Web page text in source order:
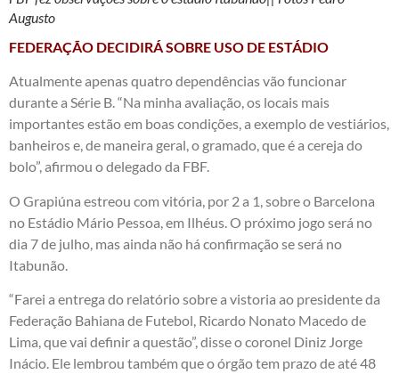
Augusto
FEDERAÇÃO DECIDIRÁ SOBRE USO DE ESTÁDIO
Atualmente apenas quatro dependências vão funcionar
durante a Série B. “Na minha avaliação, os locais mais
importantes estão em boas condições, a exemplo de vestiários,
banheiros e, de maneira geral, o gramado, que é a cereja do
bolo”, afirmou o delegado da FBF.
O Grapiúna estreou com vitória, por 2 a 1, sobre o Barcelona
no Estádio Mário Pessoa, em Ilhéus. O próximo jogo será no
dia 7 de julho, mas ainda não há confirmação se será no
Itabunão.
“Farei a entrega do relatório sobre a vistoria ao presidente da
Federação Bahiana de Futebol, Ricardo Nonato Macedo de
Lima, que vai definir a questão”, disse o coronel Diniz Jorge
Inácio. Ele lembrou também que o órgão tem prazo de até 48